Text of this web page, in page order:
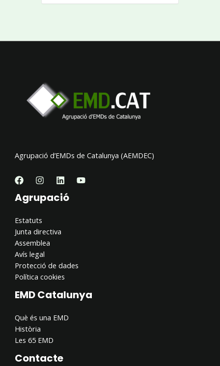
Agrupació d’EMDs de Catalunya (AEMDEC)
Agrupació
Estatuts
Junta directiva
Assemblea
Avís legal
Protecció de dades
Política cookies
EMD Catalunya
Què és una EMD
Història
Les 65 EMD
Contacte